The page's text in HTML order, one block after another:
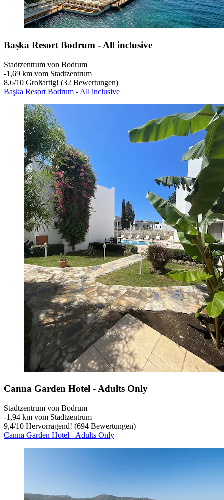
Başka Resort Bodrum - All inclusive
Stadtzentrum von Bodrum
‐1,69 km vom Stadtzentrum
8,6/10 Großartig! (32 Bewertungen)
Başka Resort Bodrum - All inclusive
Canna Garden Hotel - Adults Only
Stadtzentrum von Bodrum
‐1,94 km vom Stadtzentrum
9,4/10 Hervorragend! (694 Bewertungen)
Canna Garden Hotel - Adults Only